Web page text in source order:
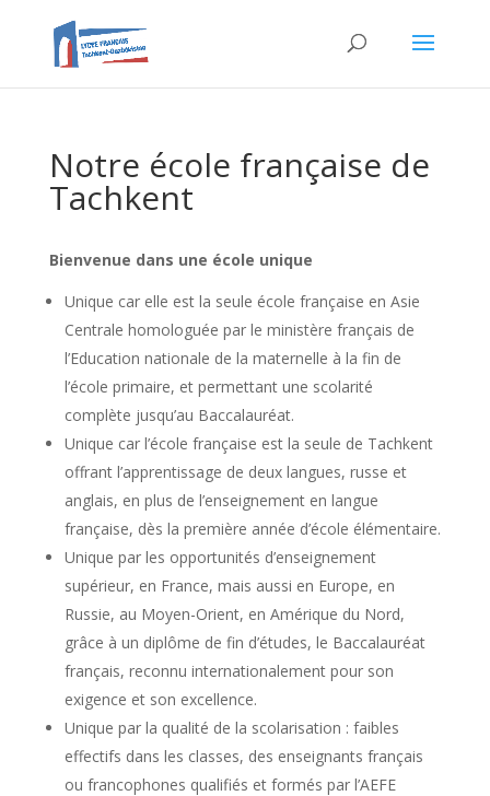
Notre école française de
Tachkent
Bienvenue dans une école unique
Unique car elle est la seule école française en Asie
Centrale homologuée par le ministère français de
l’Education nationale de la maternelle à la fin de
l’école primaire, et permettant une scolarité
complète jusqu’au Baccalauréat.
Unique car l’école française est la seule de Tachkent
offrant l’apprentissage de deux langues, russe et
anglais, en plus de l’enseignement en langue
française, dès la première année d’école élémentaire.
Unique par les opportunités d’enseignement
supérieur, en France, mais aussi en Europe, en
Russie, au Moyen-Orient, en Amérique du Nord,
grâce à un diplôme de fin d’études, le Baccalauréat
français, reconnu internationalement pour son
exigence et son excellence.
Unique par la qualité de la scolarisation : faibles
effectifs dans les classes, des enseignants français
ou francophones qualifiés et formés par l’AEFE